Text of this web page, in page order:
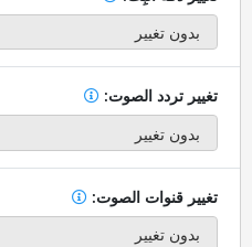
تغيير تردد الصوت:
تغيير قنوات الصوت: